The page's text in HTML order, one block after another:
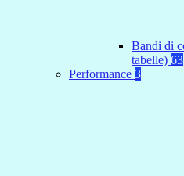
Bandi di
tabelle) 63
Performance 3